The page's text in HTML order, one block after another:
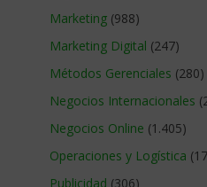
Marketing (988)
Marketing Digital (247)
Métodos Gerenciales (280)
Negocios Internacionales
Negocios Online (1.405)
Operaciones y Logística
Publicidad (306)